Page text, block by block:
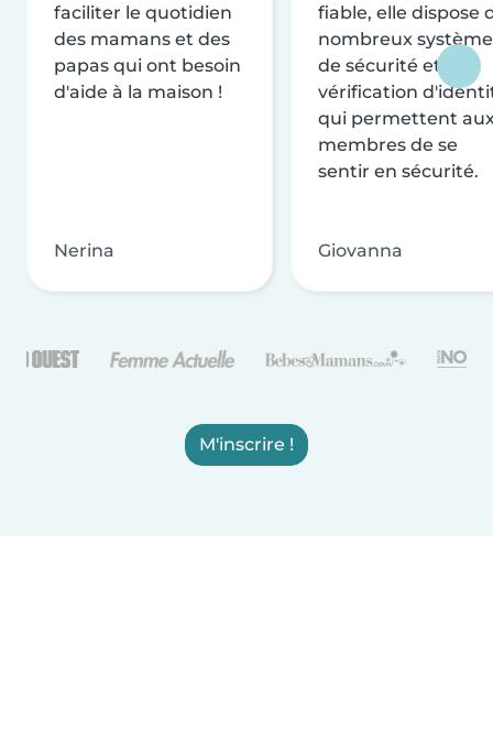
faciliter le quotidien
des mamans et des
papas qui ont besoin
d'aide à la maison !
Nerina
fiable, elle dispose
nombreux
de sécurité et de
vérification
qui permettent
membres de se
sentir en sécurité.
Giovanna
M'inscrire !